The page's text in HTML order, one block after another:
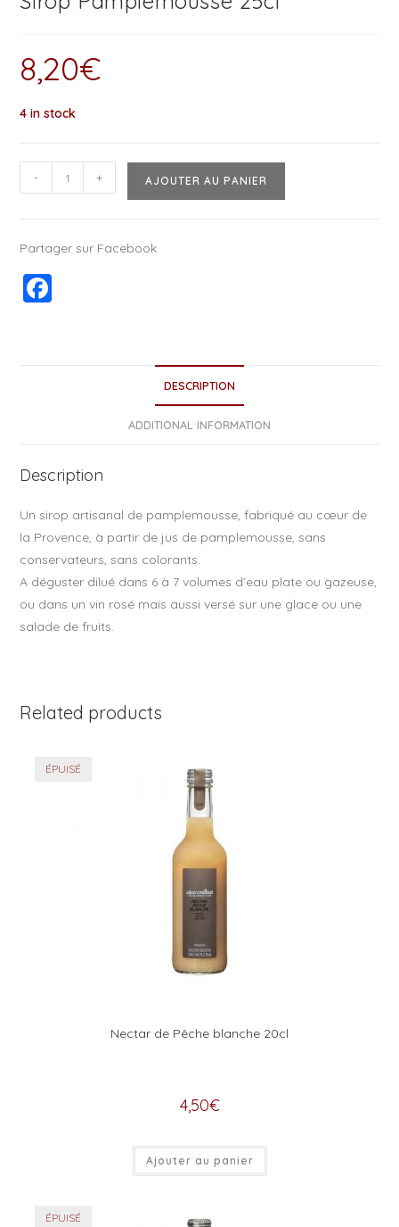
8,20€
4 in stock
- + AJOUTER AU PANIER
Partager sur Facebook
o
k
DESCRIPTION
ADDITIONAL INFORMATION
Description
Un sirop artisanal de pamplemousse, fabriqué au cœur de
la Provence, à partir de jus de pamplemousse, sans
conservateurs, sans colorants.
A déguster dilué dans 6 à 7 volumes d’eau plate ou gazeuse,
ou dans un vin rosé mais aussi versé sur une glace ou une
salade de fruits.
Related products
ÉPUISÉ
Nectar de Pêche blanche 20cl
4,50€
Ajouter au panier
ÉPUISÉ